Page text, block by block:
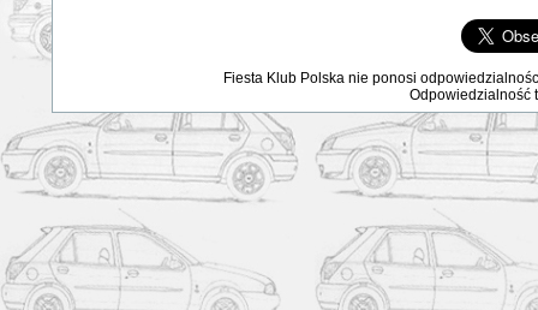
Fiesta Klub Polska nie ponosi
Odpowiedzialność